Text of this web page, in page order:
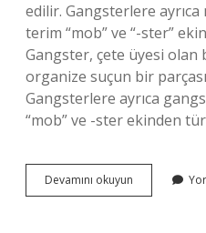
edilir. Gangsterlere
terim “mob” ve “-ster”
Gangster, çete üyesi olan
organize suçun bir
Gangsterlere ayrıca
“mob” ve -ster ekinden
Devamını okuyun Gangster
Kime